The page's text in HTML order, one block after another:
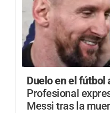
Duelo en el fútbol
Profesional
Messi tras la